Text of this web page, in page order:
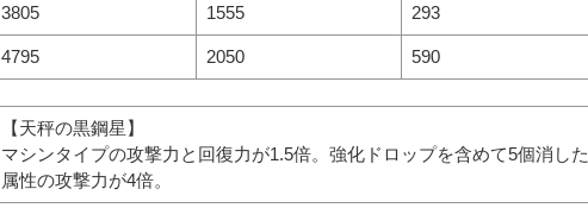
3805 1555 293
4795 2050 590
【天秤の黒鋼星】
マシンタイプの攻撃力と回復力が1.5倍。強化ドロップを含めて5個消した
属性の攻撃力が4倍。